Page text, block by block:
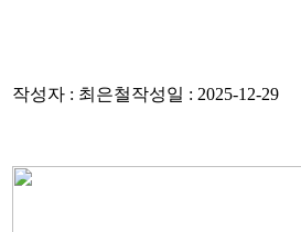
작성자 : 최은철작성일 : 2025-12-29